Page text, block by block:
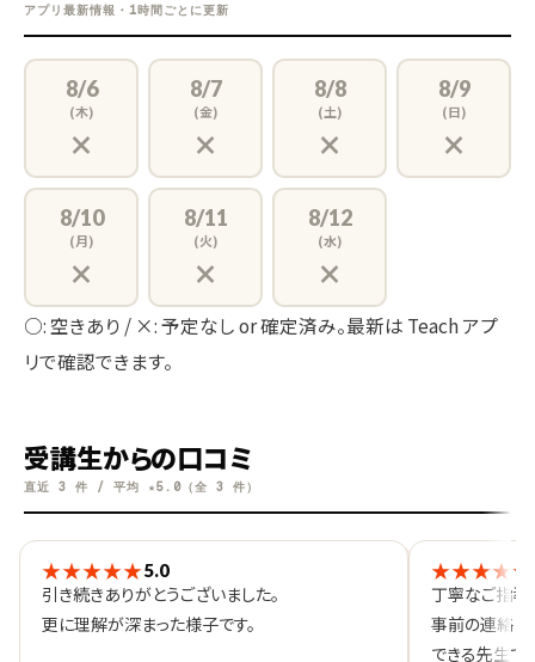
アプリ最新情報・1時間ごとに更新
8/6
(木)
×
8/7
(金)
×
8/8
(土)
×
8/9
(日)
×
8/10
(月)
×
8/11
(火)
×
8/12
(水)
×
○: 空きあり / ×: 予定なし or 確定済み。最新は Teach アプ
リで確認できます。
受講生からの口コミ
直近 3 件 / 平均 ★5.0（全 3 件）
★★★★★5.0
引き続きありがとうございました。
更に理解が深まった様子です。
★★★★★
丁寧なご指導
事前の連絡に
できる先生で